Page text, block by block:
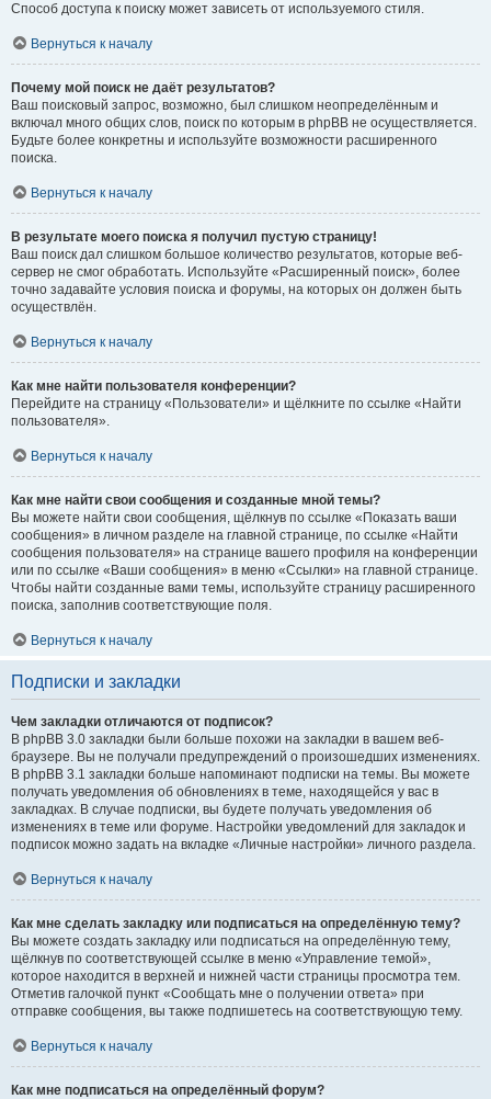
Способ доступа к поиску может зависеть от используемого стиля.
Вернуться к началу
Почему мой поиск не даёт результатов?
Ваш поисковый запрос, возможно, был слишком неопределённым и
включал много общих слов, поиск по которым в phpBB не осуществляется.
Будьте более конкретны и используйте возможности расширенного
поиска.
Вернуться к началу
В результате моего поиска я получил пустую страницу!
Ваш поиск дал слишком большое количество результатов, которые веб-
сервер не смог обработать. Используйте «Расширенный поиск», более
точно задавайте условия поиска и форумы, на которых он должен быть
осуществлён.
Вернуться к началу
Как мне найти пользователя конференции?
Перейдите на страницу «Пользователи» и щёлкните по ссылке «Найти
пользователя».
Вернуться к началу
Как мне найти свои сообщения и созданные мной темы?
Вы можете найти свои сообщения, щёлкнув по ссылке «Показать ваши
сообщения» в личном разделе на главной странице, по ссылке «Найти
сообщения пользователя» на странице вашего профиля на конференции
или по ссылке «Ваши сообщения» в меню «Ссылки» на главной странице.
Чтобы найти созданные вами темы, используйте страницу расширенного
поиска, заполнив соответствующие поля.
Вернуться к началу
Подписки и закладки
Чем закладки отличаются от подписок?
В phpBB 3.0 закладки были больше похожи на закладки в вашем веб-
браузере. Вы не получали предупреждений о произошедших изменениях.
В phpBB 3.1 закладки больше напоминают подписки на темы. Вы можете
получать уведомления об обновлениях в теме, находящейся у вас в
закладках. В случае подписки, вы будете получать уведомления об
изменениях в теме или форуме. Настройки уведомлений для закладок и
подписок можно задать на вкладке «Личные настройки» личного раздела.
Вернуться к началу
Как мне сделать закладку или подписаться на определённую тему?
Вы можете создать закладку или подписаться на определённую тему,
щёлкнув по соответствующей ссылке в меню «Управление темой»,
которое находится в верхней и нижней части страницы просмотра тем.
Отметив галочкой пункт «Сообщать мне о получении ответа» при
отправке сообщения, вы также подпишетесь на соответствующую тему.
Вернуться к началу
Как мне подписаться на определённый форум?